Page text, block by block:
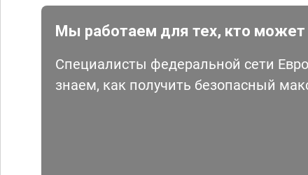
Мы работаем для тех, кто может
Специалисты федеральной сети
знаем, как получить безопасный